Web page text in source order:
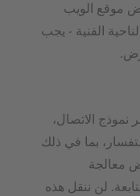
موقع الويب
الفنية - يجب
نموذج الاتصال،
بما في ذلك
معالجة
لن ننقل هذه